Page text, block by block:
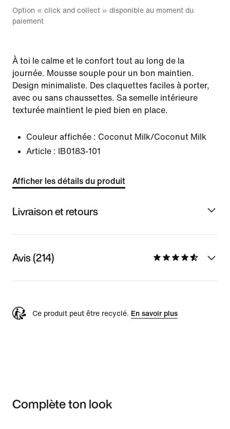
Option « click and collect » disponible au moment du
paiement
À toi le calme et le confort tout au long de la
journée. Mousse souple pour un bon maintien.
Design minimaliste. Des claquettes faciles à porter,
avec ou sans chaussettes. Sa semelle intérieure
texturée maintient le pied bien en place.
Couleur affichée : Coconut Milk/Coconut Milk
Article :
IB0183-101
Afficher les détails du produit
Livraison et retours
Avis (214)
Ce produit peut être recyclé. En savoir plus
Complète ton look